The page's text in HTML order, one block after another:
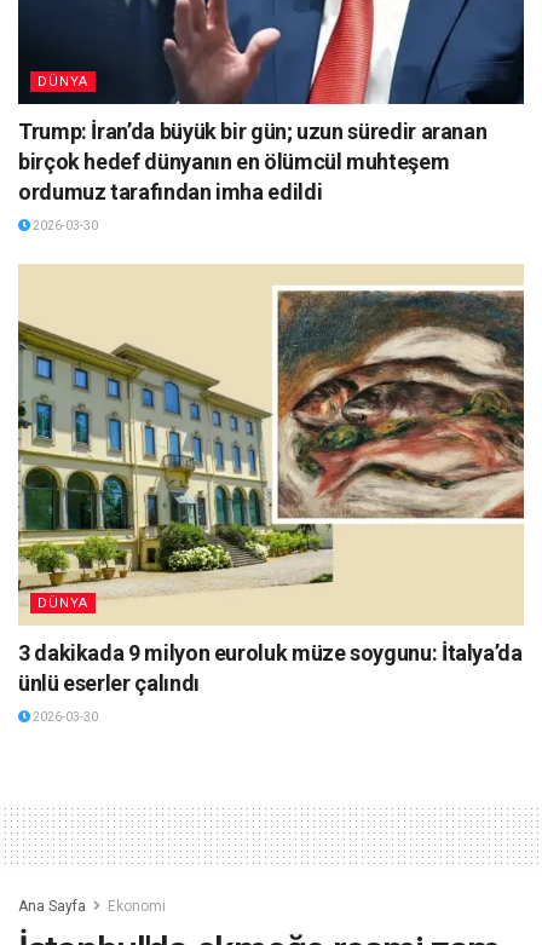
DÜNYA
Trump: İran’da büyük bir gün; uzun süredir aranan
birçok hedef dünyanın en ölümcül muhteşem
ordumuz tarafından imha edildi
2026-03-30
DÜNYA
3 dakikada 9 milyon euroluk müze soygunu: İtalya’da
ünlü eserler çalındı
2026-03-30
Ana Sayfa Ekonomi